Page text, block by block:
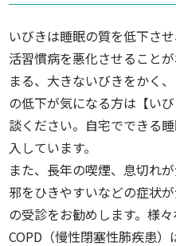
いびきは睡眠の質を低下さ
活習慣病を悪化させること
まる、大きないびきをかく
の低下が気になる方は【い
談ください。自宅でできる
入しています。
また、長年の喫煙、息切れ
邪をひきやすいなどの症状
の受診をお勧めします。様
COPD（慢性閉塞性肺疾患